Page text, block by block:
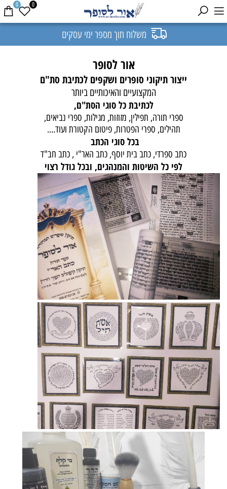
משלוח תוך מספר ימי עסקים
0 0
אור לסופר
ייצור תיקוני סופרים ושקפים לכתיבת סת"ם
המקצועיים והאיכותיים ביותר
לכתיבת כל סוגי הסת"ם,
ספרי תורה, תפילין, מזוזות, מגילות, ספרי נביאים,
תהילים, ספרי הפטרות, פיטום הקטורת ועוד....
בכל סוגי הכתב
כתב ספרדי, כתב בית יוסף, כתב האר"י , כתב חב"ד
לפי כל השיטות והמנהגים, ובכל גודל רצוי